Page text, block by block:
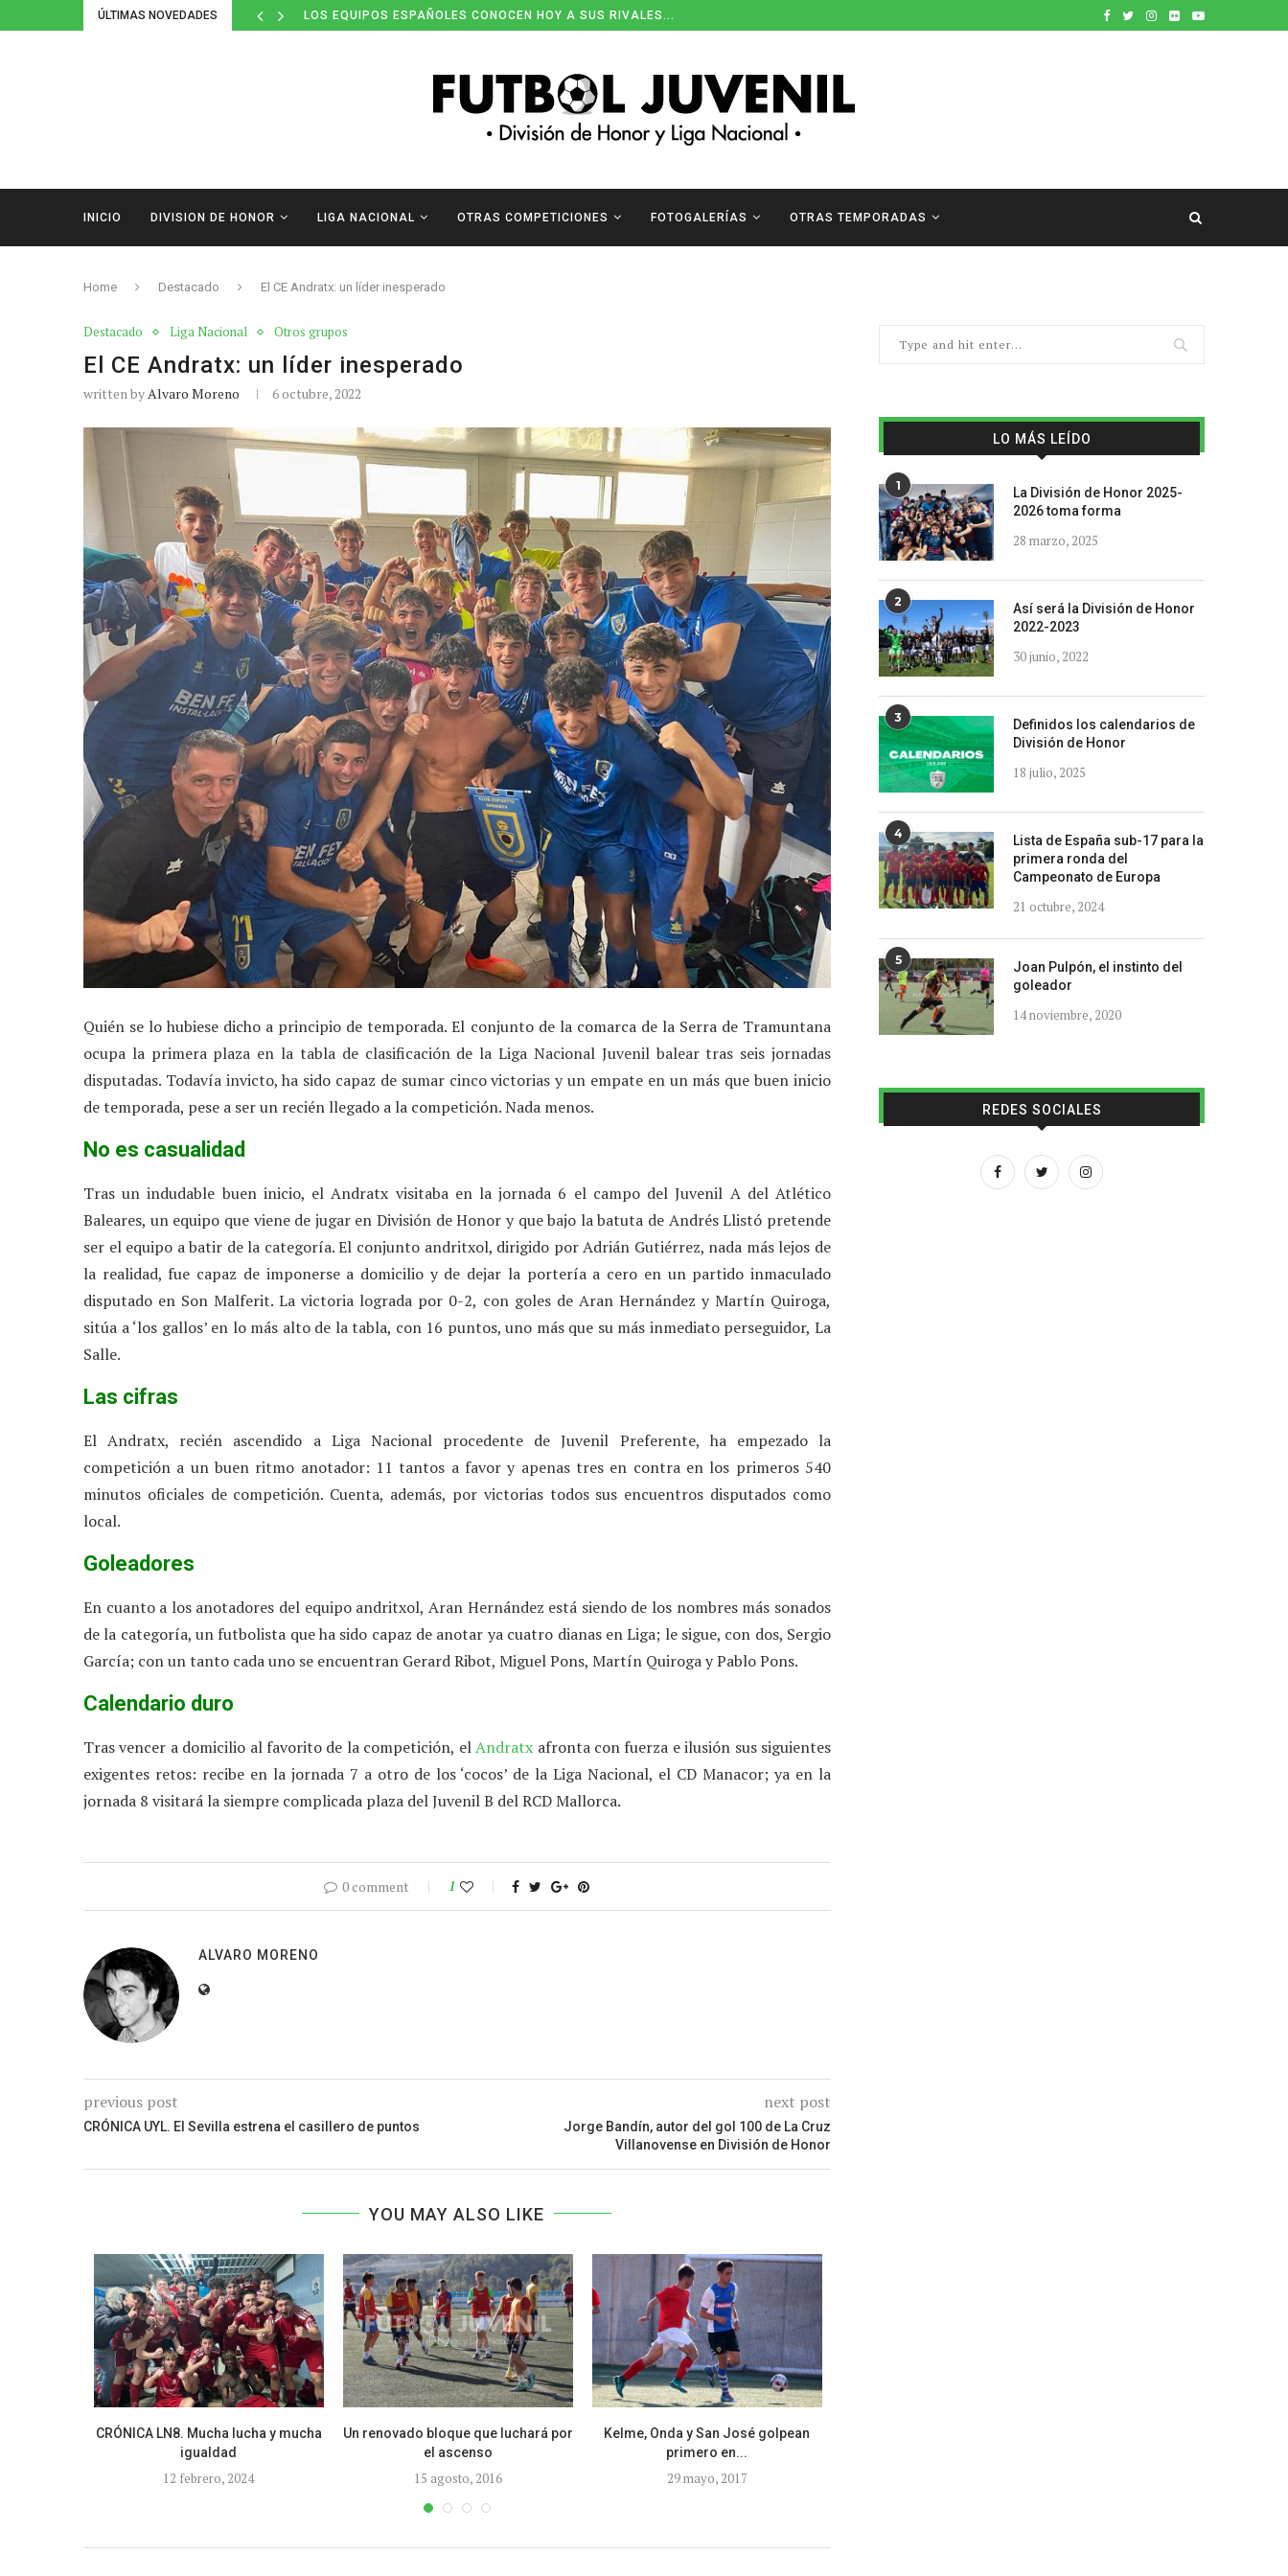
ÚLTIMAS NOVEDADES LOS EQUIPOS ESPAÑOLES CONOCEN HOY A SUS RIVALES...
INICIO DIVISION DE HONOR LIGA NACIONAL OTRAS COMPETICIONES FOTOGALERÍAS OTRAS TEMPORADAS
Home Destacado El CE Andratx: un líder inesperado
Destacado Liga Nacional Otros grupos
El CE Andratx: un líder inesperado
written byAlvaro Moreno 6 octubre, 2022
Quién se lo hubiese dicho a principio de temporada. El conjunto de la comarca de la Serra de Tramuntana
ocupa la primera plaza en la tabla de clasificación de la Liga Nacional Juvenil balear tras seis jornadas
disputadas. Todavía invicto, ha sido capaz de sumar cinco victorias y un empate en un más que buen inicio
de temporada, pese a ser un recién llegado a la competición. Nada menos.
No es casualidad
Tras un indudable buen inicio, el Andratx visitaba en la jornada 6 el campo del Juvenil A del Atlético
Baleares, un equipo que viene de jugar en División de Honor y que bajo la batuta de Andrés Llistó pretende
ser el equipo a batir de la categoría. El conjunto andritxol, dirigido por Adrián Gutiérrez, nada más lejos de
la realidad, fue capaz de imponerse a domicilio y de dejar la portería a cero en un partido inmaculado
disputado en Son Malferit. La victoria lograda por 0-2, con goles de Aran Hernández y Martín Quiroga,
sitúa a ‘los gallos’ en lo más alto de la tabla, con 16 puntos, uno más que su más inmediato perseguidor, La
Salle.
Las cifras
El Andratx, recién ascendido a Liga Nacional procedente de Juvenil Preferente, ha empezado la
competición a un buen ritmo anotador: 11 tantos a favor y apenas tres en contra en los primeros 540
minutos oficiales de competición. Cuenta, además, por victorias todos sus encuentros disputados como
local.
Goleadores
En cuanto a los anotadores del equipo andritxol, Aran Hernández está siendo de los nombres más sonados
de la categoría, un futbolista que ha sido capaz de anotar ya cuatro dianas en Liga; le sigue, con dos, Sergio
García; con un tanto cada uno se encuentran Gerard Ribot, Miguel Pons, Martín Quiroga y Pablo Pons.
Calendario duro
Tras vencer a domicilio al favorito de la competición, elAndratx afronta con fuerza e ilusión sus siguientes
exigentes retos: recibe en la jornada 7 a otro de los ‘cocos’ de la Liga Nacional, el CD Manacor; ya en la
jornada 8 visitará la siempre complicada plaza del Juvenil B del RCD Mallorca.
0 comment 1
ALVARO MORENO
previous post
CRÓNICA UYL. El Sevilla estrena el casillero de puntos
next post
Jorge Bandín, autor del gol 100 de La Cruz
Villanovense en División de Honor
YOU MAY ALSO LIKE
CRÓNICA LN8. Mucha lucha y mucha
igualdad
12 febrero, 2024
Un renovado bloque que luchará por
el ascenso
15 agosto, 2016
Kelme, Onda y San José golpean
primero en...
29 mayo, 2017
LO MÁS LEÍDO
1
La División de Honor 2025-
2026 toma forma
28 marzo, 2025
2
Así será la División de Honor
2022-2023
30 junio, 2022
3
Definidos los calendarios de
División de Honor
18 julio, 2025
4
Lista de España sub-17 para la
primera ronda del
Campeonato de Europa
21 octubre, 2024
5
Joan Pulpón, el instinto del
goleador
14 noviembre, 2020
REDES SOCIALES